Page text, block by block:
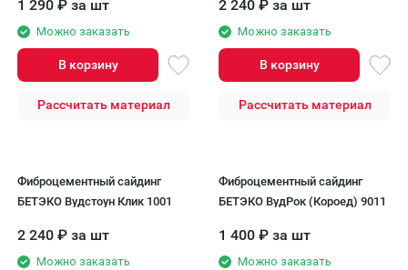
1 290 ₽ за шт
Можно заказать
В корзину
Рассчитать материал
2 240 ₽ за шт
Можно заказать
В корзину
Рассчитать материал
Фиброцементный сайдинг
БЕТЭКО Вудстоун Клик 1001
2 240 ₽ за шт
Можно заказать
Фиброцементный сайдинг
БЕТЭКО ВудРок (Короед) 9011
1 400 ₽ за шт
Можно заказать